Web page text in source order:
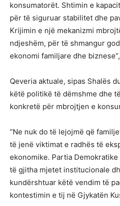
konsumatorët. Shtimin e
për të siguruar stabilitet dhe
Krijimin e një mekanizmi
ndjeshëm, për të shmangur
ekonomi familjare dhe
Qeveria aktuale, sipas Shalës
këtë politikë të dëmshme dhe
konkretë për mbrojtjen e
“Ne nuk do të lejojmë që
të jenë viktimat e radhës të
ekonomike. Partia
të gjitha mjetet institucionale
kundërshtuar këtë vendim të
kontestimin e tij në Gjykatën